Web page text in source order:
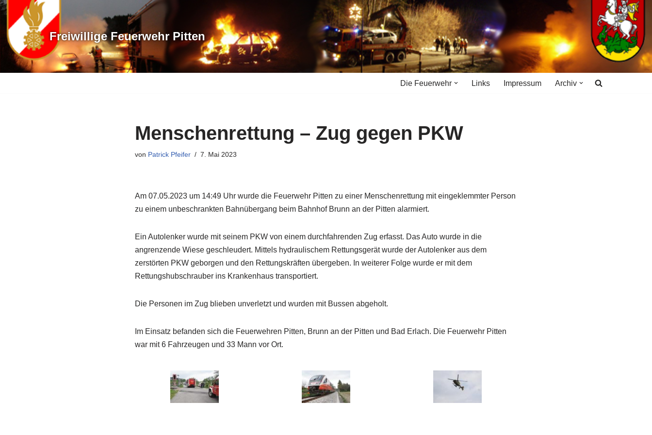
Zum
Inhalt
springen
Freiwillige Feuerwehr Pitten
Die Feuerwehr Links Impressum Archiv
Menschenrettung – Zug gegen PKW
von Patrick Pfeifer 7. Mai 2023
Am 07.05.2023 um 14:49 Uhr wurde die Feuerwehr Pitten zu einer Menschenrettung mit eingeklemmter Person
zu einem unbeschrankten Bahnübergang beim Bahnhof Brunn an der Pitten alarmiert.
Ein Autolenker wurde mit seinem PKW von einem durchfahrenden Zug erfasst. Das Auto wurde in die
angrenzende Wiese geschleudert. Mittels hydraulischem Rettungsgerät wurde der Autolenker aus dem
zerstörten PKW geborgen und den Rettungskräften übergeben. In weiterer Folge wurde er mit dem
Rettungshubschrauber ins Krankenhaus transportiert.
Die Personen im Zug blieben unverletzt und wurden mit Bussen abgeholt.
Im Einsatz befanden sich die Feuerwehren Pitten, Brunn an der Pitten und Bad Erlach. Die Feuerwehr Pitten
war mit 6 Fahrzeugen und 33 Mann vor Ort.